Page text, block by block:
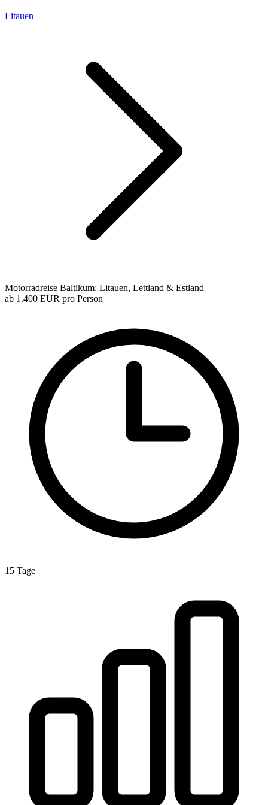
Litauen
Motorradreise Baltikum: Litauen, Lettland & Estland
ab 1.400 EUR pro Person
15 Tage